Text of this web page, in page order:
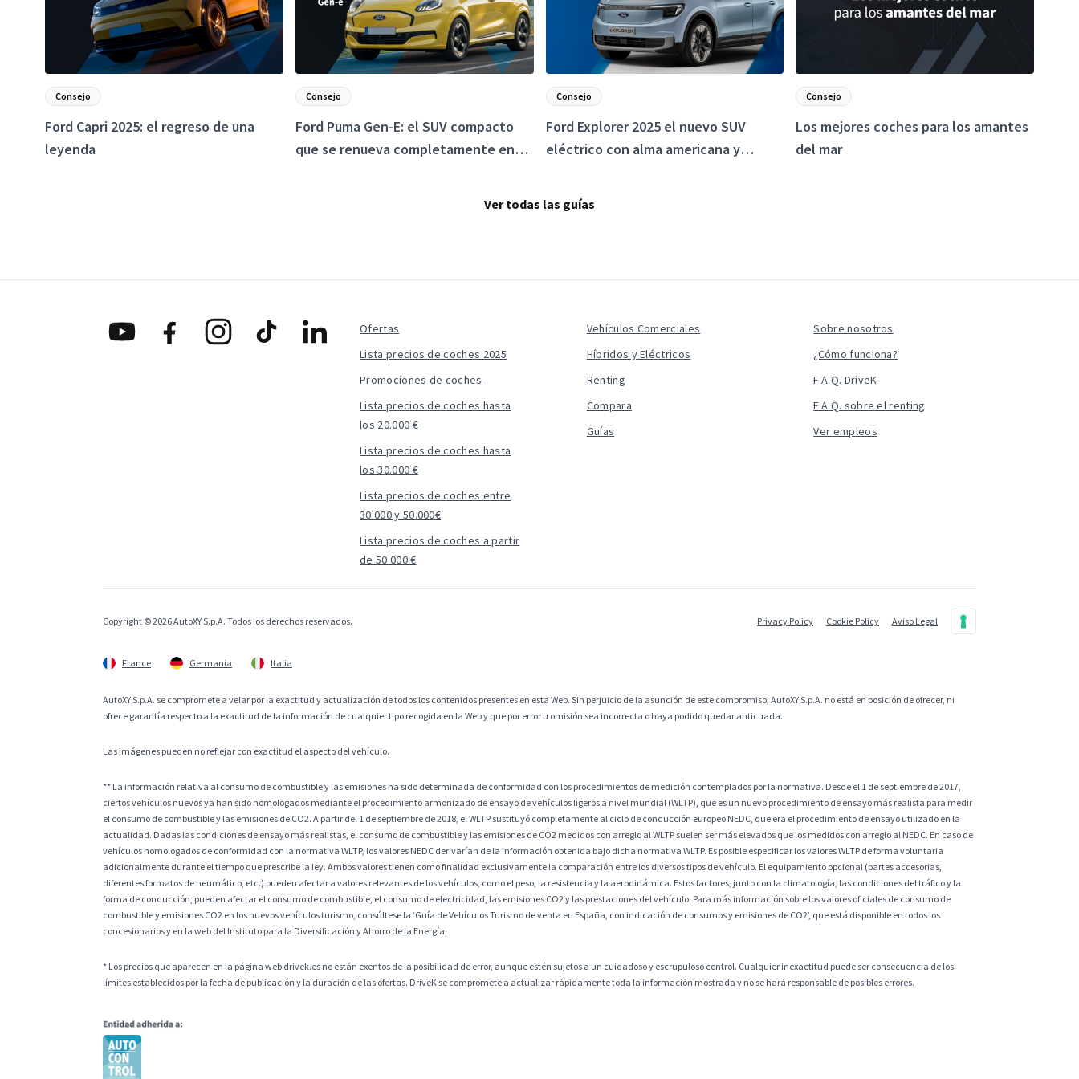
Consejo
Ford Capri 2025: el regreso de una
leyenda
Consejo
Ford Puma Gen-E: el SUV compacto
que se renueva completamente en
Consejo
Ford Explorer 2025 el nuevo SUV
eléctrico con alma americana y
Consejo
Los mejores coches para los amantes
del mar
Ver todas las guías
Ofertas
Lista precios de coches 2025
Promociones de coches
Lista precios de coches hasta
los 20.000 €
Lista precios de coches hasta
los 30.000 €
Lista precios de coches entre
30.000 y 50.000€
Lista precios de coches a partir
de 50.000 €
Vehículos Comerciales
Híbridos y Eléctricos
Renting
Compara
Guías
Sobre nosotros
¿Cómo funciona?
F.A.Q. DriveK
F.A.Q. sobre el renting
Ver empleos
Copyright © 2026 AutoXY S.p.A. Todos los derechos reservados. Privacy Policy Cookie Policy Aviso Legal
France Germania Italia
AutoXY S.p.A. se compromete a velar por la exactitud y actualización de todos los contenidos presentes en esta Web. Sin perjuicio de la asunción de este compromiso, AutoXY S.p.A. no está en posición de ofrecer, ni
ofrece garantía respecto a la exactitud de la información de cualquier tipo recogida en la Web y que por error u omisión sea incorrecta o haya podido quedar anticuada.
Las imágenes pueden no reflejar con exactitud el aspecto del vehículo.
** La información relativa al consumo de combustible y las emisiones ha sido determinada de conformidad con los procedimientos de medición contemplados por la normativa. Desde el 1 de septiembre de 2017,
ciertos vehículos nuevos ya han sido homologados mediante el procedimiento armonizado de ensayo de vehículos ligeros a nivel mundial (WLTP), que es un nuevo procedimiento de ensayo más realista para medir
el consumo de combustible y las emisiones de CO2. A partir del 1 de septiembre de 2018, el WLTP sustituyó completamente al ciclo de conducción europeo NEDC, que era el procedimiento de ensayo utilizado en la
actualidad. Dadas las condiciones de ensayo más realistas, el consumo de combustible y las emisiones de CO2 medidos con arreglo al WLTP suelen ser más elevados que los medidos con arreglo al NEDC. En caso de
vehículos homologados de conformidad con la normativa WLTP, los valores NEDC derivarían de la información obtenida bajo dicha normativa WLTP. Es posible especificar los valores WLTP de forma voluntaria
adicionalmente durante el tiempo que prescribe la ley. Ambos valores tienen como finalidad exclusivamente la comparación entre los diversos tipos de vehículo. El equipamiento opcional (partes accesorias,
diferentes formatos de neumático, etc.) pueden afectar a valores relevantes de los vehículos, como el peso, la resistencia y la aerodinámica. Estos factores, junto con la climatología, las condiciones del tráfico y la
forma de conducción, pueden afectar el consumo de combustible, el consumo de electricidad, las emisiones CO2 y las prestaciones del vehículo. Para más información sobre los valores oficiales de consumo de
combustible y emisiones CO2 en los nuevos vehículos turismo, consúltese la ‘Guía de Vehículos Turismo de venta en España, con indicación de consumos y emisiones de CO2’, que está disponible en todos los
concesionarios y en la web del Instituto para la Diversificación y Ahorro de la Energía.
* Los precios que aparecen en la página web drivek.es no están exentos de la posibilidad de error, aunque estén sujetos a un cuidadoso y escrupuloso control. Cualquier inexactitud puede ser consecuencia de los
límites establecidos por la fecha de publicación y la duración de las ofertas. DriveK se compromete a actualizar rápidamente toda la información mostrada y no se hará responsable de posibles errores.